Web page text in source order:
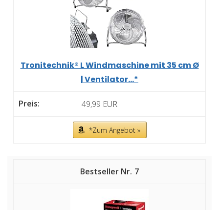
Tronitechnik® L Windmaschine mit 35 cm Ø
| Ventilator...*
49,99 EUR
*Zum Angebot »
7